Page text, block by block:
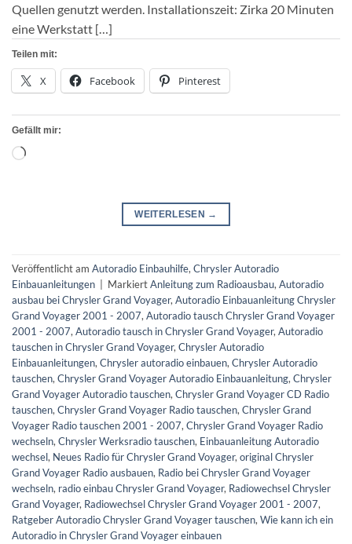
Quellen genutzt werden. Installationszeit: Zirka 20 Minuten
eine Werkstatt […]
Teilen mit:
X Facebook Pinterest
Gefällt mir:
Wird
WEITERLESEN →
Veröffentlicht am Autoradio Einbauhilfe, Chrysler Autoradio
Einbauanleitungen
MarkiertAnleitung zum Radioausbau, Autoradio
ausbau bei Chrysler Grand Voyager, Autoradio Einbauanleitung Chrysler
Grand Voyager 2001 - 2007, Autoradio tausch Chrysler Grand Voyager
2001 - 2007, Autoradio tausch in Chrysler Grand Voyager, Autoradio
tauschen in Chrysler Grand Voyager, Chrysler Autoradio
Einbauanleitungen, Chrysler autoradio einbauen, Chrysler Autoradio
tauschen, Chrysler Grand Voyager Autoradio Einbauanleitung, Chrysler
Grand Voyager Autoradio tauschen, Chrysler Grand Voyager CD Radio
tauschen, Chrysler Grand Voyager Radio tauschen, Chrysler Grand
Voyager Radio tauschen 2001 - 2007, Chrysler Grand Voyager Radio
wechseln, Chrysler Werksradio tauschen, Einbauanleitung Autoradio
wechsel, Neues Radio für Chrysler Grand Voyager, original Chrysler
Grand Voyager Radio ausbauen, Radio bei Chrysler Grand Voyager
wechseln, radio einbau Chrysler Grand Voyager, Radiowechsel Chrysler
Grand Voyager, Radiowechsel Chrysler Grand Voyager 2001 - 2007,
Ratgeber Autoradio Chrysler Grand Voyager tauschen, Wie kann ich ein
Autoradio in Chrysler Grand Voyager einbauen